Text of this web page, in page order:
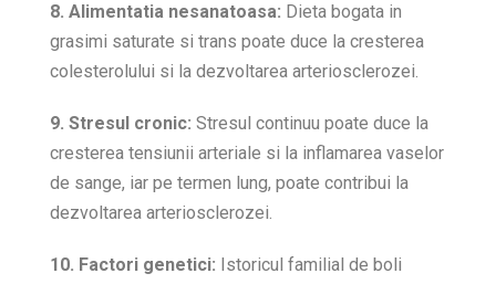
8. Alimentatia nesanatoasa: Dieta bogata in
grasimi saturate si trans poate duce la cresterea
colesterolului si la dezvoltarea arteriosclerozei.
9. Stresul cronic: Stresul continuu poate duce la
cresterea tensiunii arteriale si la inflamarea vaselor
de sange, iar pe termen lung, poate contribui la
dezvoltarea arteriosclerozei.
10. Factori genetici: Istoricul familial de boli